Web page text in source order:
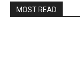
MOST READ